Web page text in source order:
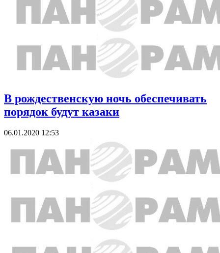
В рождественскую ночь обеспечивать
порядок будут казаки
06.01.2020 12:53